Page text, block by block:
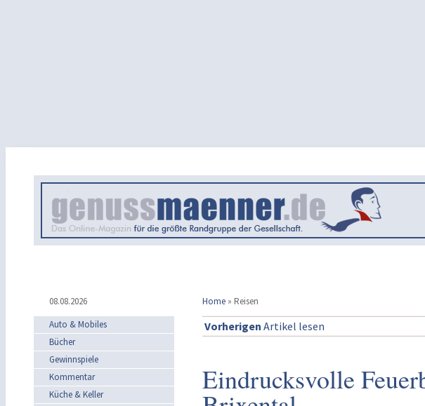
08.08.2026 Home » Reisen
Auto & Mobiles
Bücher
Gewinnspiele
Kommentar
Küche & Keller
Vorherigen Artikel lesen
Eindrucksvolle